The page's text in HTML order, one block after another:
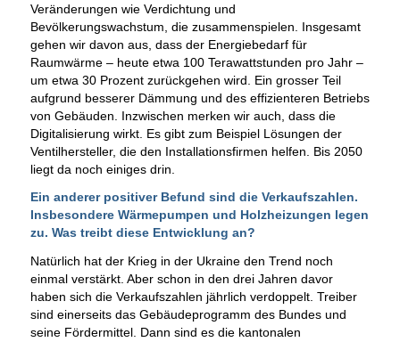
Veränderungen wie Verdichtung und
Bevölkerungswachstum, die zusammenspielen. Insgesamt
gehen wir davon aus, dass der Energiebedarf für
Raumwärme – heute etwa 100 Terawattstunden pro Jahr –
um etwa 30 Prozent zurückgehen wird. Ein grosser Teil
aufgrund besserer Dämmung und des effizienteren Betriebs
von Gebäuden. Inzwischen merken wir auch, dass die
Digitalisierung wirkt. Es gibt zum Beispiel Lösungen der
Ventilhersteller, die den Installationsfirmen helfen. Bis 2050
liegt da noch einiges drin.
Ein anderer positiver Befund sind die Verkaufszahlen.
Insbesondere Wärmepumpen und Holzheizungen legen
zu. Was treibt diese Entwicklung an?
Natürlich hat der Krieg in der Ukraine den Trend noch
einmal verstärkt. Aber schon in den drei Jahren davor
haben sich die Verkaufszahlen jährlich verdoppelt. Treiber
sind einerseits das Gebäudeprogramm des Bundes und
seine Fördermittel. Dann sind es die kantonalen